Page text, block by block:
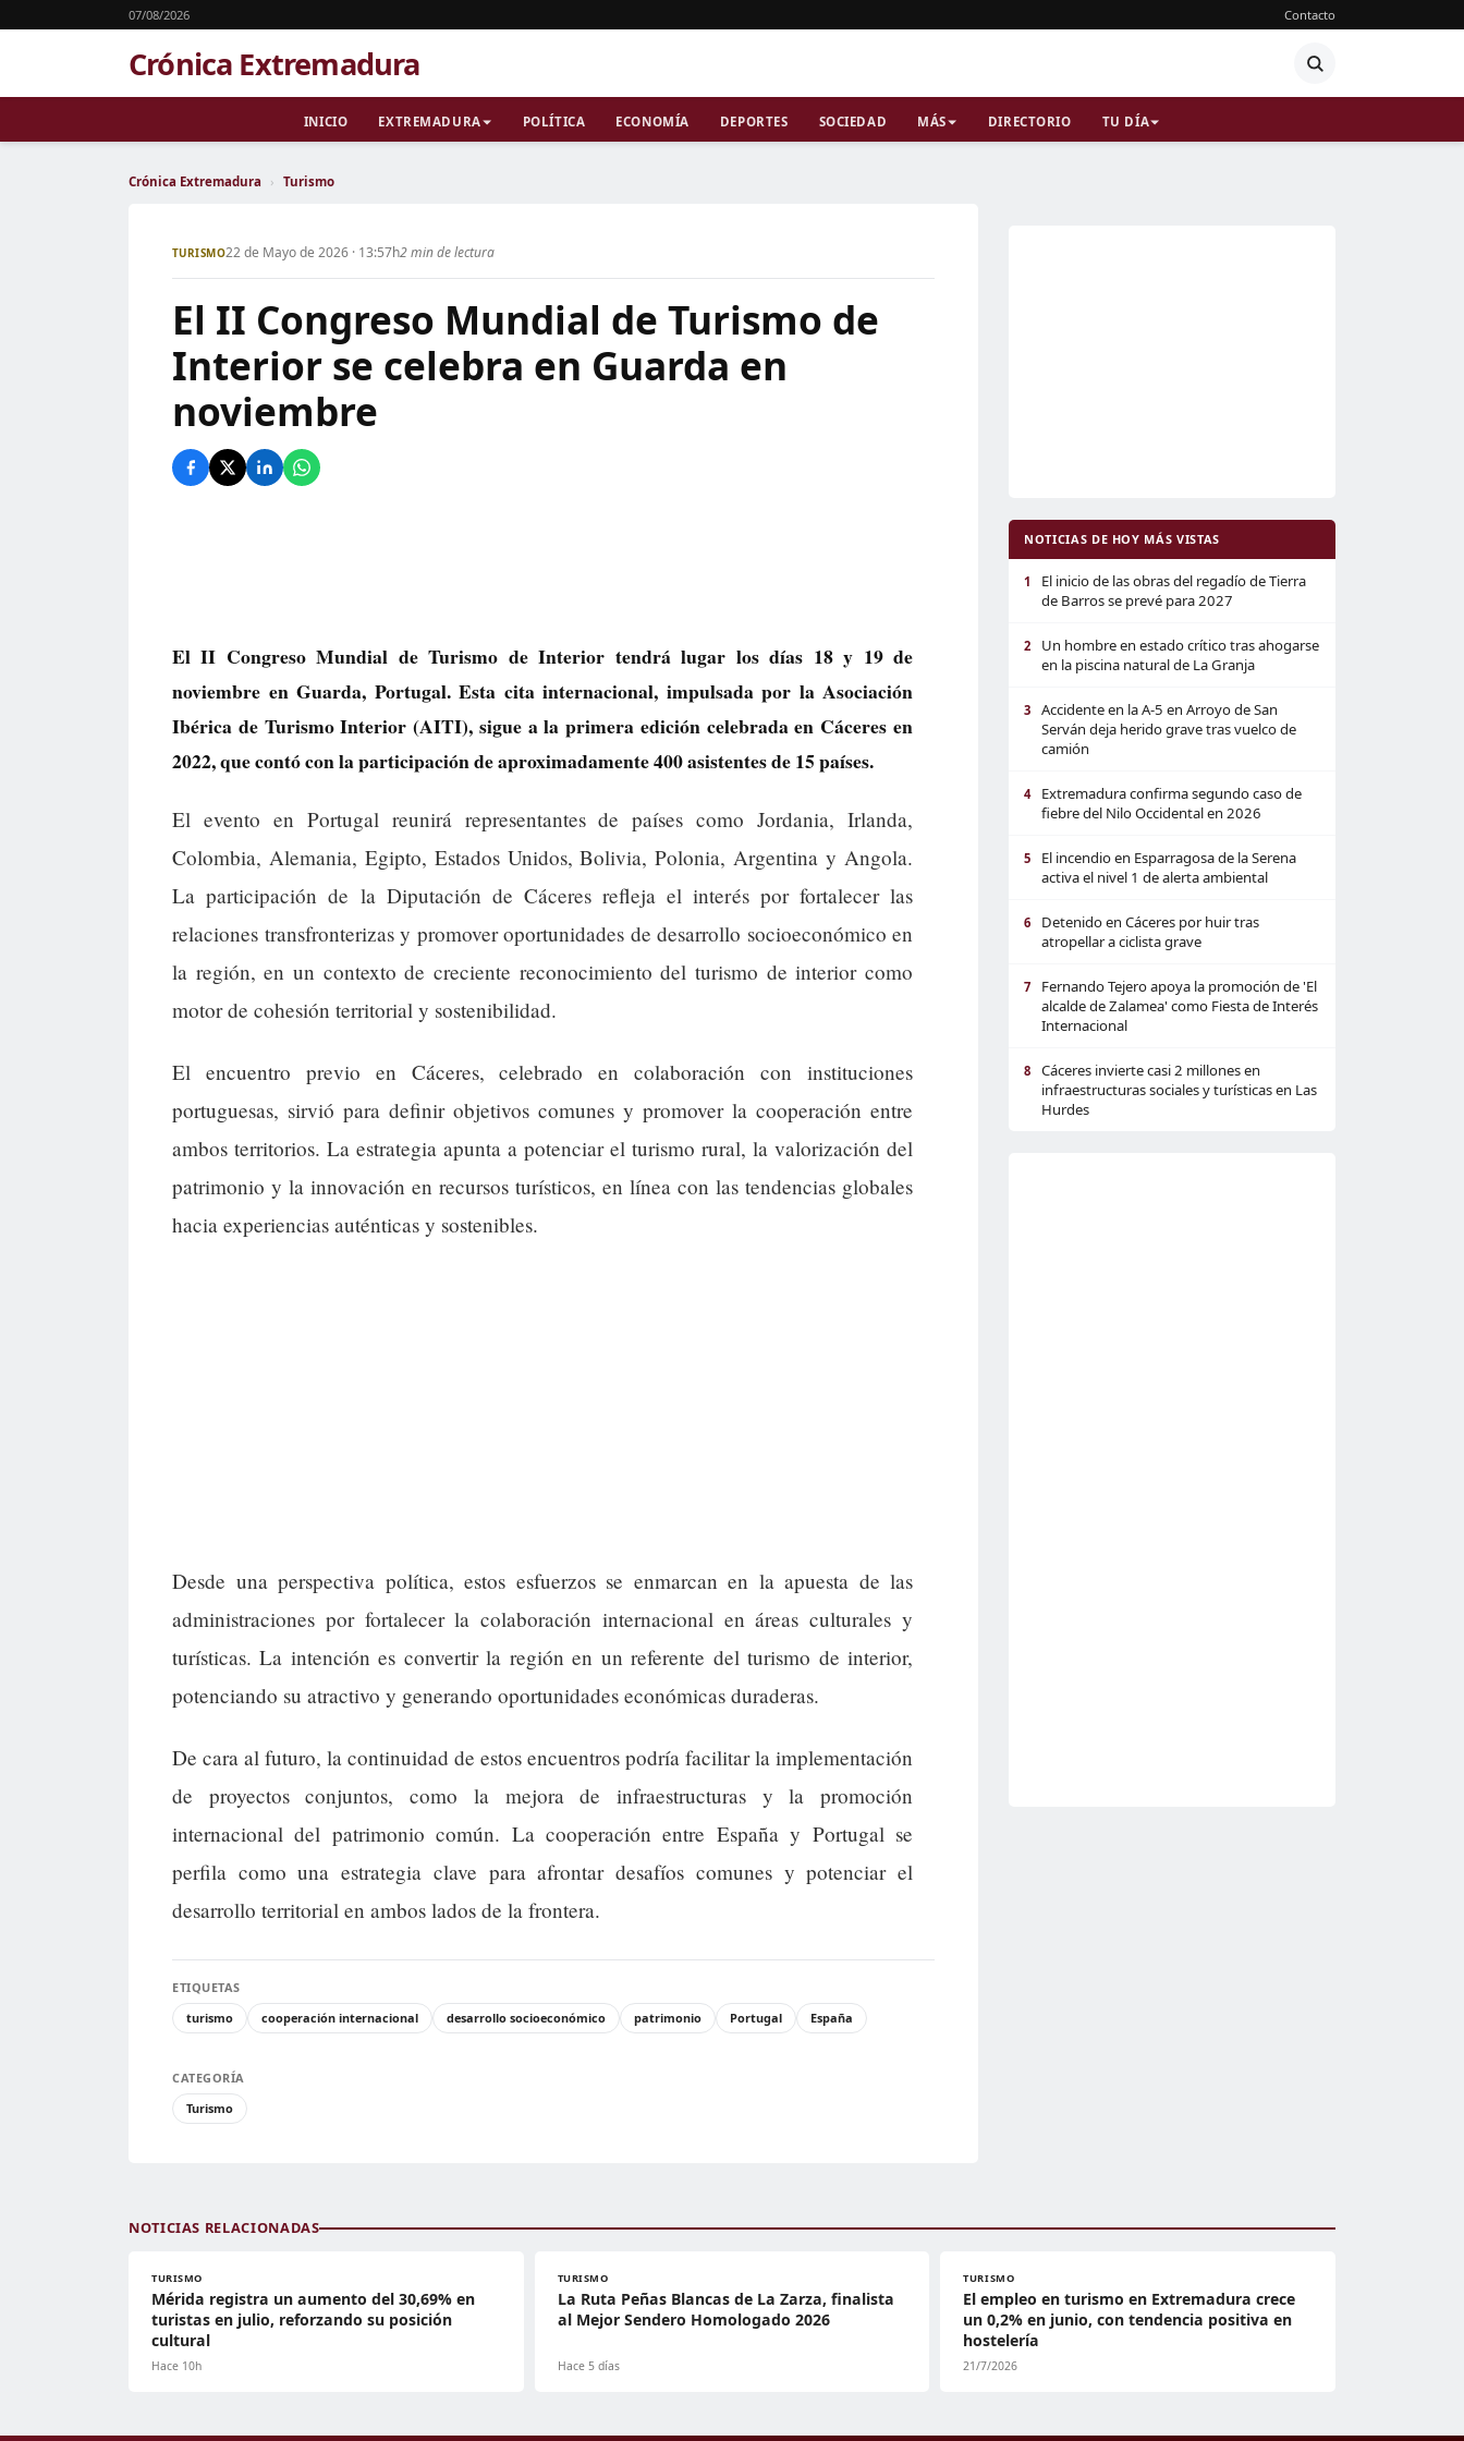
07/08/2026 Contacto
Crónica Extremadura
INICIO EXTREMADURA POLÍTICA ECONOMÍA DEPORTES SOCIEDAD MÁS DIRECTORIO TU DÍA
Crónica Extremadura › Turismo
TURISMO22 de Mayo de 2026 · 13:57h2 min de lectura
El II Congreso Mundial de Turismo de
Interior se celebra en Guarda en
noviembre
El II Congreso Mundial de Turismo de Interior tendrá lugar los días 18 y 19 de
noviembre en Guarda, Portugal. Esta cita internacional, impulsada por la Asociación
Ibérica de Turismo Interior (AITI), sigue a la primera edición celebrada en Cáceres en
2022, que contó con la participación de aproximadamente 400 asistentes de 15 países.
El evento en Portugal reunirá representantes de países como Jordania, Irlanda,
Colombia, Alemania, Egipto, Estados Unidos, Bolivia, Polonia, Argentina y Angola.
La participación de la Diputación de Cáceres refleja el interés por fortalecer las
relaciones transfronterizas y promover oportunidades de desarrollo socioeconómico en
la región, en un contexto de creciente reconocimiento del turismo de interior como
motor de cohesión territorial y sostenibilidad.
El encuentro previo en Cáceres, celebrado en colaboración con instituciones
portuguesas, sirvió para definir objetivos comunes y promover la cooperación entre
ambos territorios. La estrategia apunta a potenciar el turismo rural, la valorización del
patrimonio y la innovación en recursos turísticos, en línea con las tendencias globales
hacia experiencias auténticas y sostenibles.
Desde una perspectiva política, estos esfuerzos se enmarcan en la apuesta de las
administraciones por fortalecer la colaboración internacional en áreas culturales y
turísticas. La intención es convertir la región en un referente del turismo de interior,
potenciando su atractivo y generando oportunidades económicas duraderas.
De cara al futuro, la continuidad de estos encuentros podría facilitar la implementación
de proyectos conjuntos, como la mejora de infraestructuras y la promoción
internacional del patrimonio común. La cooperación entre España y Portugal se
perfila como una estrategia clave para afrontar desafíos comunes y potenciar el
desarrollo territorial en ambos lados de la frontera.
ETIQUETAS
turismo
cooperación internacional desarrollo socioeconómico patrimonio Portugal España
CATEGORÍA
Turismo
NOTICIAS DE HOY MÁS VISTAS
1
El inicio de las obras del regadío de Tierra
de Barros se prevé para 2027
2
Un hombre en estado crítico tras ahogarse
en la piscina natural de La Granja
3
Accidente en la A-5 en Arroyo de San
Serván deja herido grave tras vuelco de
camión
4
Extremadura confirma segundo caso de
fiebre del Nilo Occidental en 2026
5
El incendio en Esparragosa de la Serena
activa el nivel 1 de alerta ambiental
6
Detenido en Cáceres por huir tras
atropellar a ciclista grave
7
Fernando Tejero apoya la promoción de 'El
alcalde de Zalamea' como Fiesta de Interés
Internacional
8
Cáceres invierte casi 2 millones en
infraestructuras sociales y turísticas en Las
Hurdes
NOTICIAS RELACIONADAS
TURISMO
Mérida registra un aumento del 30,69% en
turistas en julio, reforzando su posición
cultural
Hace 10h
TURISMO
La Ruta Peñas Blancas de La Zarza, finalista
al Mejor Sendero Homologado 2026
Hace 5 días
TURISMO
El empleo en turismo en Extremadura crece
un 0,2% en junio, con tendencia positiva en
hostelería
21/7/2026